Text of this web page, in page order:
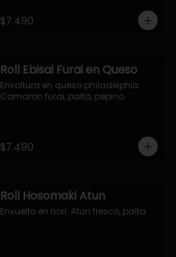
$7.490
Roll Ebisai Furai en Queso
Envoltura en queso philadelphia.
Camaron furai, palta, pepino.
$7.490
Roll Hosomaki Atun
Envuelto en nori. Atun fresco, palta.